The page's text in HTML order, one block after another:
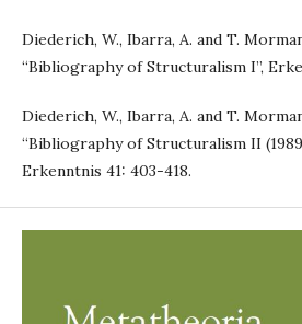
Diederich, W., Ibarra, A. and T.
“Bibliography of Structuralism I”,
Diederich, W., Ibarra, A. and T.
“Bibliography of Structuralism II
Erkenntnis 41: 403-418.